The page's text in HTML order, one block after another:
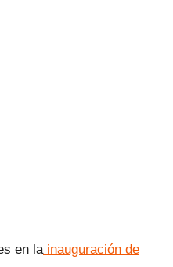
en lainauguración de